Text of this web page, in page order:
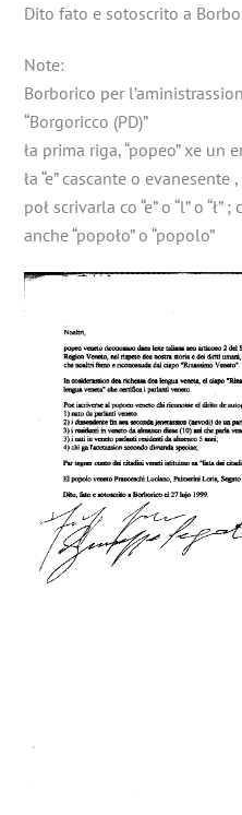
Dito fato e sotoscrito a
Note:
Borborico per
“Borgoricco (PD)”
ła prima riga, “popeo” xe un
ła “e” cascante o
poł scrivarla co “e” o “l” o
anche “popoło” o “popolo”